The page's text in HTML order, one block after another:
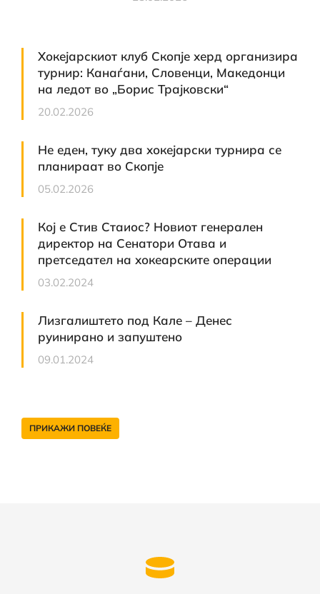
Хокејарскиот клуб Скопје херд организира
турнир: Канаѓани, Словенци, Македонци
на ледот во „Борис Трајковски“
20.02.2026
Не еден, туку два хокејарски турнира се
планираат во Скопје
05.02.2026
Кој е Стив Стаиос? Новиот генерален
директор на Сенатори Отава и
претседател на хокеарските операции
03.02.2024
Лизгалиштето под Кале – Денес
руинирано и запуштено
09.01.2024
ПРИКАЖИ ПОВЕЌЕ
Што носи хокеар?